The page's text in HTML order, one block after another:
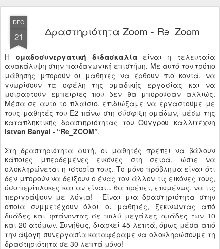
DEC
21 Δραστηριότητα Zoom - Re_Zoom
Η ομαδοσυνεργατική διδασκαλία είναι η τελευταία
ανακάλυψη στην παιδαγωγική επιστήμη. Με αυτό τον τρόπο
μάθησης μπορούν οι μαθητές να έρθουν πιο κοντά, να
γνωρίσουν τα οφέλη της ομαδικής εργασίας και να
μοιραστούν εμπειρίες που δεν θα μπορούσαν αλλιώς.
Μέσα σε αυτό το πλαίσιο, επιδιώξαμε να εργαστούμε με
τους μαθητές του Ε2 πάνω στη σύσφιξη ομάδων, μέσω της
καταπληκτικής δραστηριότητας του Ούγγρου καλλιτέχνη
Istvan Banyai - “Re_ZOOM”.
Στη δραστηριότητα αυτή, οι μαθητές πρέπει να βάλουν
κάποιες μπερδεμένες εικόνες στη σειρά, ώστε να
ολοκληρώνεται η ιστορία τους. Το μόνο πρόβλημα είναι ότι
δεν μπορούν να δείξουν ο ένας τον άλλον τις εικόνες τους,
όσο περίπλοκες και αν είναι... θα πρέπει, επομένως, να τις
περιγράψουν με λόγια! Είναι μια δραστηριότητα στην
οποία συμμετέχουν όλοι οι μαθητές, ξεκινώντας από
δυάδες και φτάνοντας σε πολύ μεγάλες ομάδες των 10
και 20 ατόμων. Συνήθως, διαρκεί 45 λεπτά, όμως μέσα από
την άψογη συνεργασία καταφέραμε να ολοκληρώσουμε τη
δραστηριότητα σε 30 λεπτά μόνο!